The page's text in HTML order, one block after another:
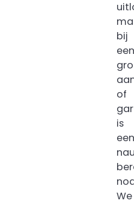
bij
een
of
is
een
We